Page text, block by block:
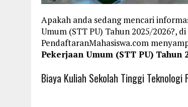
Apakah anda sedang mencari
Umum (STT PU) Tahun 2025/2026?,
PendaftaranMahasiswa.com
Pekerjaan Umum (STT PU) Tahun
Biaya Kuliah Sekolah Tinggi